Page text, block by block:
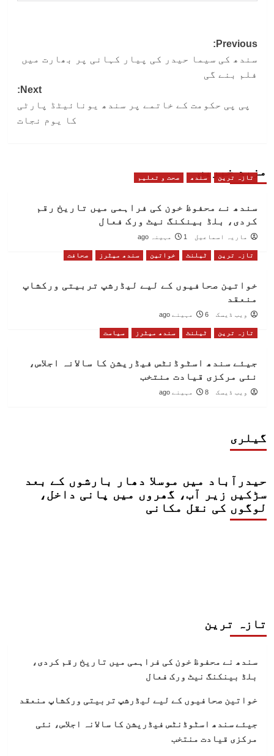
Post
navigation
Previous:
سندھ کی سیما حیدر کی پیار کہانی پر بھارت میں
فلم بنے گی
Next:
پی پی حکومت کے خاتمے پر سندھ یونائیٹڈ پارٹی
کا یوم نجات
مزید خبریں
تازہ ترین سندھ صحت و تعلیم
سندھ نے محفوظ خون کی فراہمی میں تاریخ رقم
کردی، بلڈ بینکنگ نیٹ ورک فعال
ماریہ اسماعیل 1 مہینہ ago
تازہ ترین ٹیلنٹ خواتین سندھ میٹرز صحافت
خواتین صحافیوں کے لیے لیڈرشپ تربیتی ورکشاپ
منعقد
ویب ڈیسک 6 مہینے ago
تازہ ترین ٹیلنٹ سندھ میٹرز سیاست
جیئے سندھ اسٹوڈنٹس فیڈریشن کا سالانہ اجلاس،
نئی مرکزی قیادت منتخب
ویب ڈیسک 8 مہینے ago
گیلری
حیدرآباد میں موسلا دھار بارشوں کے بعد
سڑکیں زیر آب، گھروں میں پانی داخل،
لوگوں کی نقل مکانی
تازہ ترین
سندھ نے محفوظ خون کی فراہمی میں تاریخ رقم کردی،
بلڈ بینکنگ نیٹ ورک فعال
خواتین صحافیوں کے لیے لیڈرشپ تربیتی ورکشاپ منعقد
جیئے سندھ اسٹوڈنٹس فیڈریشن کا سالانہ اجلاس، نئی
مرکزی قیادت منتخب